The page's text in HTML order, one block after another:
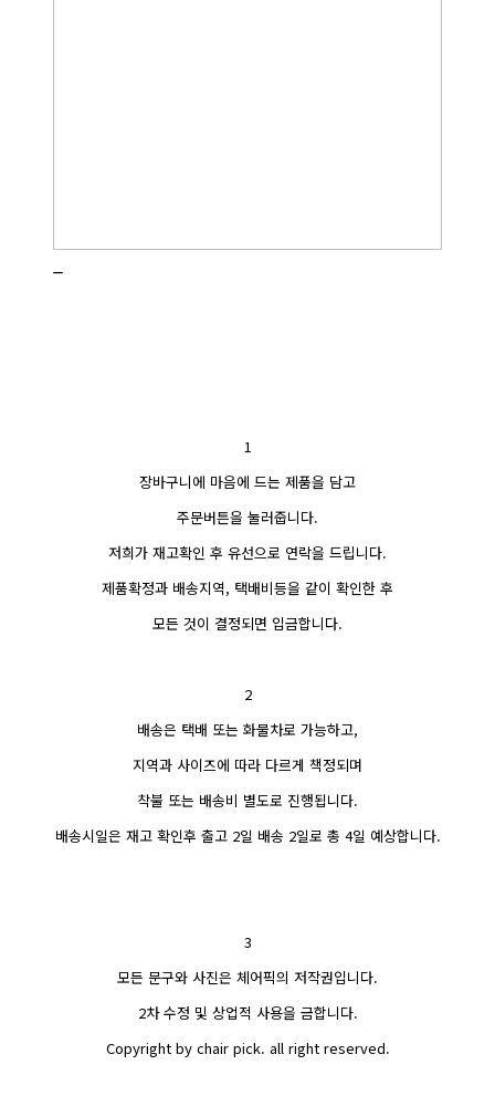
1
장바구니에 마음에 드는 제품을 담고
주문버튼을 눌러줍니다.
저희가 재고확인 후 유선으로 연락을 드립니다.
제품확정과 배송지역, 택배비등을 같이 확인한 후
모든 것이 결정되면 입금합니다.
2
배송은 택배 또는 화물차로 가능하고,
지역과 사이즈에 따라 다르게 책정되며
착불 또는 배송비 별도로 진행됩니다.
배송시일은 재고 확인후 출고 2일 배송 2일로 총 4일 예상합니다.
3
모든 문구와 사진은 체어픽의 저작권입니다.
2차 수정 및 상업적 사용을 금합니다.
Copyright by chair pick. all right reserved.